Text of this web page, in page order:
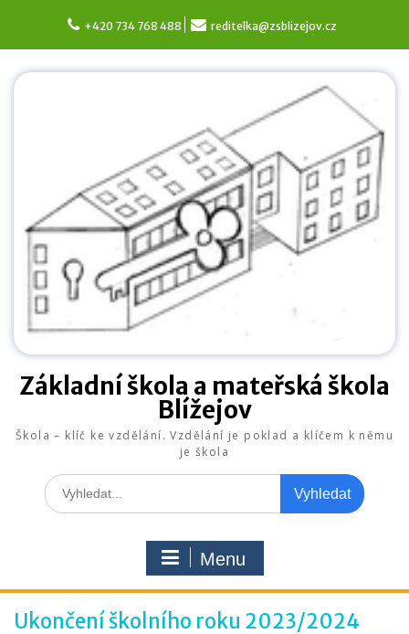
content
+420 734 768 488 reditelka@zsblizejov.cz
Základní škola a mateřská škola
Blížejov
Škola – klíč ke vzdělání. Vzdělání je poklad a klíčem k němu
je škola
Search
for:
Menu
Ukončení školního roku 2023/2024